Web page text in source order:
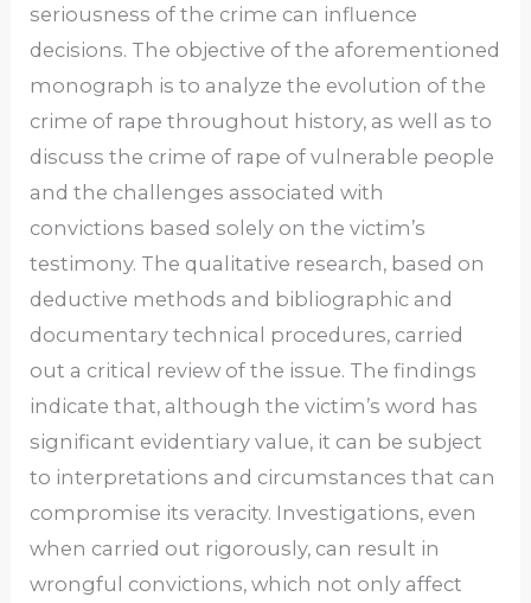
seriousness of the crime can influence
decisions. The objective of the aforementioned
monograph is to analyze the evolution of the
crime of rape throughout history, as well as to
discuss the crime of rape of vulnerable people
and the challenges associated with
convictions based solely on the victim’s
testimony. The qualitative research, based on
deductive methods and bibliographic and
documentary technical procedures, carried
out a critical review of the issue. The findings
indicate that, although the victim’s word has
significant evidentiary value, it can be subject
to interpretations and circumstances that can
compromise its veracity. Investigations, even
when carried out rigorously, can result in
wrongful convictions, which not only affect